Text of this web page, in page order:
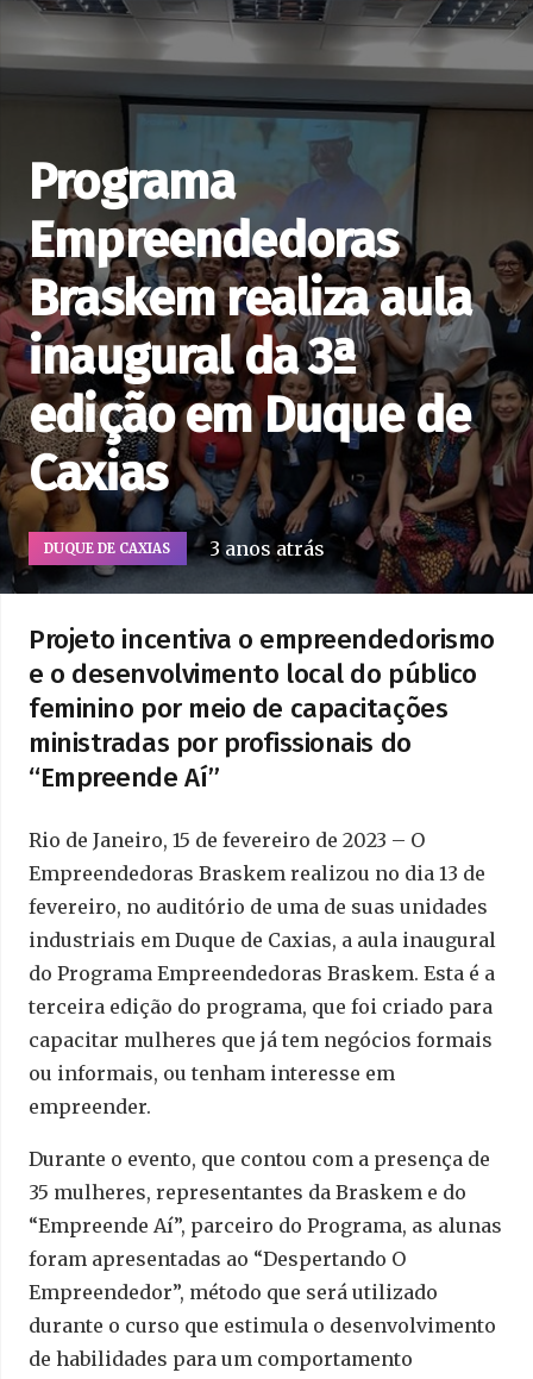
Programa
Empreendedoras
Braskem realiza aula
inaugural da 3ª
edição em Duque de
Caxias
DUQUE DE CAXIAS 3 anos atrás
Projeto incentiva o empreendedorismo
e o desenvolvimento local do público
feminino por meio de capacitações
ministradas por profissionais do
“Empreende Aí”
Rio de Janeiro, 15 de fevereiro de 2023 – O
Empreendedoras Braskem realizou no dia 13 de
fevereiro, no auditório de uma de suas unidades
industriais em Duque de Caxias, a aula inaugural
do Programa Empreendedoras Braskem. Esta é a
terceira edição do programa, que foi criado para
capacitar mulheres que já tem negócios formais
ou informais, ou tenham interesse em
empreender.
Durante o evento, que contou com a presença de
35 mulheres, representantes da Braskem e do
“Empreende Aí”, parceiro do Programa, as alunas
foram apresentadas ao “Despertando O
Empreendedor”, método que será utilizado
durante o curso que estimula o desenvolvimento
de habilidades para um comportamento